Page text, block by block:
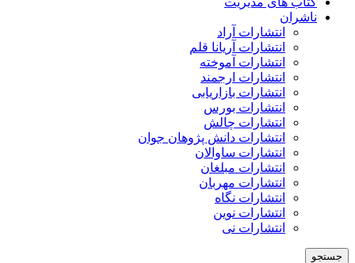
ناشران
انتشارات آراد
انتشارات آریانا قلم
انتشارات آموخته
انتشارات ارجمند
انتشارات بازاریابی
انتشارات بورس
انتشارات چالش
انتشارات دانش پژوهان جوان
انتشارات ساوالان
انتشارات مبلغان
انتشارات مهربان
انتشارات نگاه
انتشارات نوین
انتشارات نی
جستجو